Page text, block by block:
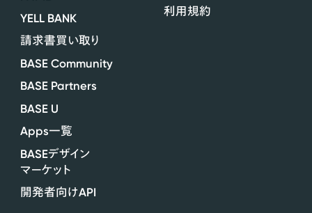
YELL BANK
請求書買い取り
BASE Community
BASE Partners
BASE U
Apps一覧
BASEデザイン
マーケット
開発者向けAPI
利用規約